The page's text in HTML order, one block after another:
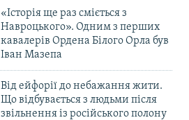
«Історія ще раз сміється з
Навроцького». Одним з перших
кавалерів Ордена Білого Орла був
Іван Мазепа
Від ейфорії до небажання жити.
Що відбувається з людьми після
звільнення із російського полону